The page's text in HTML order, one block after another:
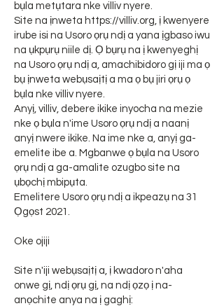
bụla metụtara nke villiv nyere.
Site na ịnweta https://villiv.org, ị kwenyere
irube isi na Usoro ọrụ ndị a yana ịgbaso iwu
na ụkpụrụ niile dị. Ọ bụrụ na ị kwenyeghị
na Usoro ọrụ ndị a, amachibidoro gị iji ma ọ
bụ ịnweta webụsaịtị a ma ọ bụ jiri ọrụ ọ
bụla nke villiv nyere.
Anyị, villiv, debere ikike inyocha na mezie
nke ọ bụla n'ime Usoro ọrụ ndị a naanị
anyị nwere ikike. Na ime nke a, anyị ga-
emelite ibe a. Mgbanwe ọ bụla na Usoro
ọrụ ndị a ga-amalite ozugbo site na
ụbọchị mbipụta.
Emelitere Usoro ọrụ ndị a ikpeazụ na 31
Ọgọst 2021.
Oke ojiji
Site n'iji webụsaịtị a, ị kwadoro n'aha
onwe gị, ndị ọrụ gị, na ndị ọzọ ị na-
anọchite anya na ị gaghị: